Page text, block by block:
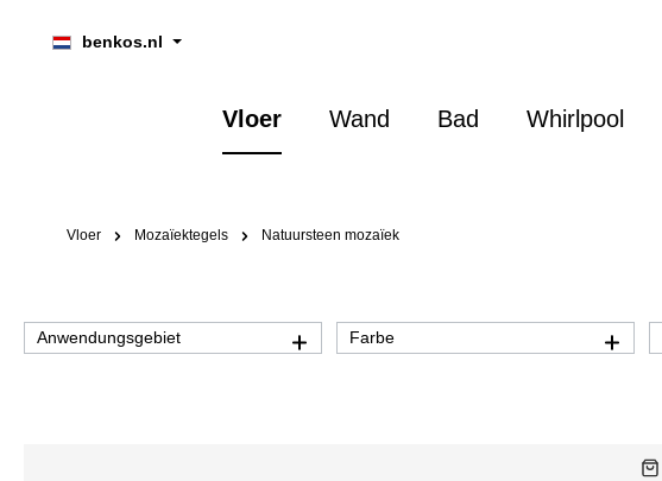
benkos.nl
Vloer Wand Bad Whirlpool
Vloer Mozaïektegels Natuursteen mozaïek
Anwendungsgebiet Farbe